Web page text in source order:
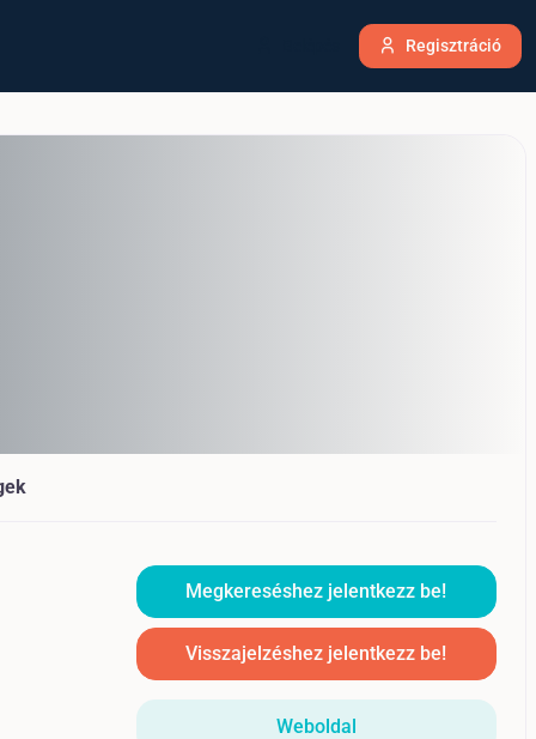
Regisztráció
Megkereséshez jelentkezz be!
Visszajelzéshez jelentkezz be!
Weboldal